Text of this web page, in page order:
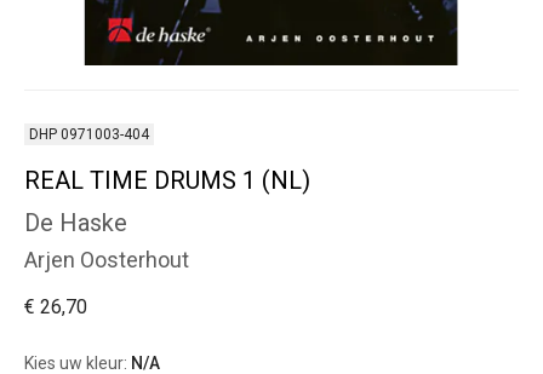
DHP 0971003-404
REAL TIME DRUMS 1 (NL)
De Haske
Arjen Oosterhout
€ 26,70
Kies uw kleur: N/A